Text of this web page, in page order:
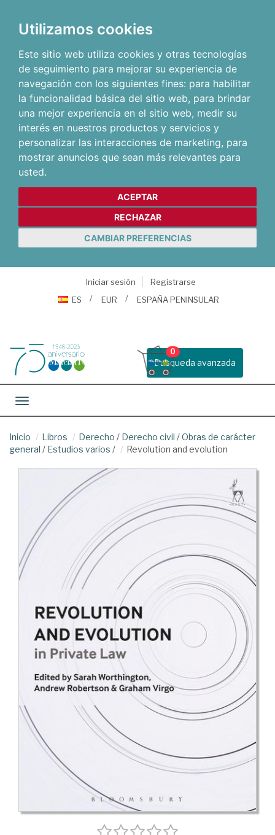
Utilizamos cookies
Este sitio web utiliza cookies y otras tecnologías
de seguimiento para mejorar su experiencia de
navegación con los siguientes fines: para habilitar
la funcionalidad básica del sitio web, para brindar
una mejor experiencia en el sitio web, medir su
interés en nuestros productos y servicios y
personalizar las interacciones de marketing, para
mostrar anuncios que sean más relevantes para
usted.
ACEPTAR
RECHAZAR
CAMBIAR PREFERENCIAS
Iniciar sesión
Registrarse
ES
EUR ESPAÑA PENINSULAR
Busqueda avanzada
0
Toggle navigation
Inicio Libros Derecho / Derecho civil /Obras de carácter
general / Estudios varios / Revolution and evolution